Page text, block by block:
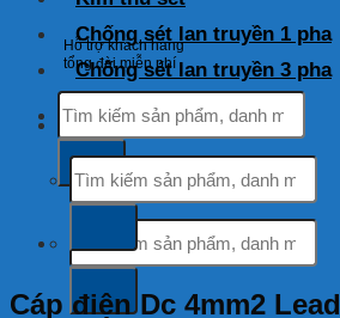
Hỗ trợ khách hàng
tổng đài miễn phí
Tìm
kiếm:
kiếm:
Chống sét lan truyền 1 pha
Chống sét lan truyền 3 pha
Tìm
kiếm:
Cáp điện Dc 4mm2